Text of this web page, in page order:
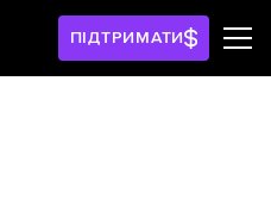
ПІДТРИМАТИ